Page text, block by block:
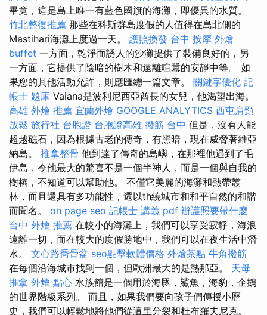
畢竟，這是島上唯一有藍色國旗的海灘，即優異的水質。
竹北整復推薦 那些在科斯群島度假的人值得在島北側的
Mastihari海灘上度過一天。 護照換發 台中 按摩 外燴
buffet 一方面，乾淨而誘人的沙灘提供了裝備良好的，另
一方面，它提供了陰暗的樹木和遠離喧囂的安靜中等。 如
果您的其他活動允許，則應匯總一篇文章。 關鍵字優化 記
帳士 題庫 Vaiana是波利尼西亞酋長的女兒，他渴望出海。
高雄 外燴 推薦 宜蘭外燴 GOOGLE ANALYTICS 西屯肩頸
放鬆 旅行社 台胞證 台胞證高雄 撥筋 台中 但是，沒有人能
超越礁石，因為根據古老的傳奇，有黑暗，現在威脅著維亞
納島。 推拿整骨 他到達了傳奇的島嶼，在那裡他遇到了毛
伊島，令他最大的驚喜不是一個半神人，而是一個與自我的
樹樁，不知道可以幫助他。 不僅它美麗的海灘和熱帶叢
林，而且還具有多功能性，還以th繞城市和和平自然的和諧
而聞名。 on page seo 記帳士 講義 pdf 辦護照要帶什麼
台中 外燴 推薦 在較小的海灘上，我們可以享受寂靜，海浪
遠離一切，而在較大的度假勝地中，我們可以在夜生活中潛
水。 文心路喬骨盆 seo點擊軟體價格 外燴茶點 牛角撥筋
在每個沿海城市找到一個，但歐洲最大的是熱那亞。 天母
推拿 外燴 點心 水族館是一個用於海豚，鯊魚，海豹，企鵝
的世界階級系列。 而且，如果我們要向孩子們傳授小歷
史，我們可以輕鬆地將他們從這里分裂和杜布羅夫尼克。